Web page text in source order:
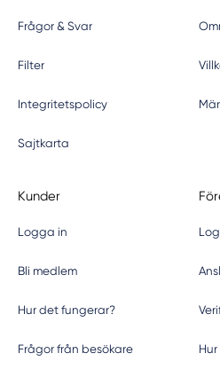
Frågor & Svar
Filter
Integritetspolicy
Sajtkarta
Kunder
Logga in
Bli medlem
Hur det fungerar?
Frågor från besökare